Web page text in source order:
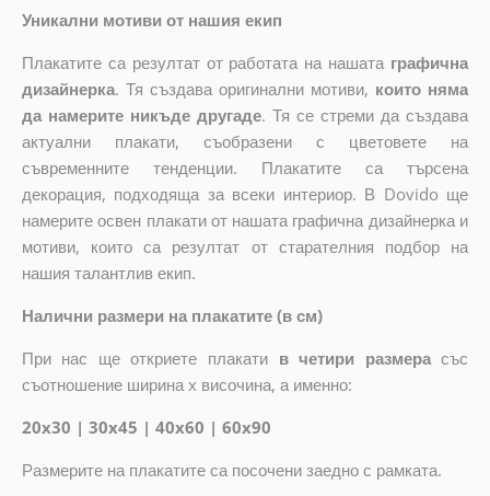
Уникални мотиви от нашия екип
Плакатите са резултат от работата на нашата графична
дизайнерка. Тя създава оригинални мотиви, които няма
да намерите никъде другаде. Тя се стреми да създава
актуални плакати, съобразени с цветовете на
съвременните тенденции. Плакатите са търсена
декорация, подходяща за всеки интериор. В Dovido ще
намерите освен плакати от нашата графична дизайнерка и
мотиви, които са резултат от старателния подбор на
нашия талантлив екип.
Налични размери на плакатите (в см)
При нас ще откриете плакати в четири размера със
съотношение ширина x височина, а именно:
20x30 | 30x45 | 40x60 | 60x90
Размерите на плакатите са посочени заедно с рамката.